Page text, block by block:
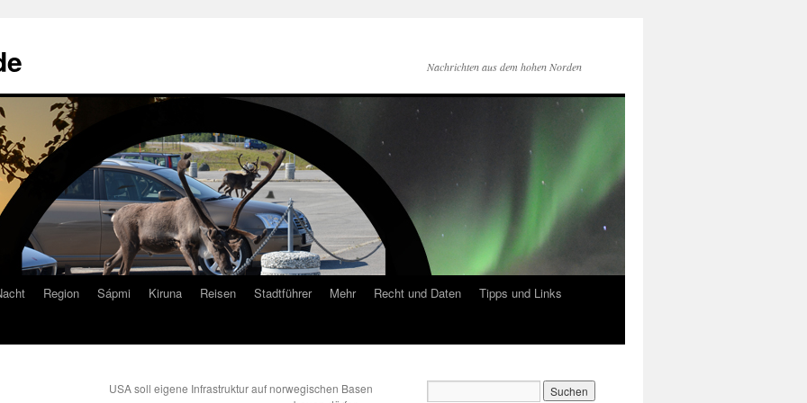
Nachrichten aus dem hohen Norden
Region Sápmi Kiruna Reisen Stadtführer Mehr Recht und Daten
Tipps und Links
USA soll eigene Infrastruktur auf norwegischen Basen